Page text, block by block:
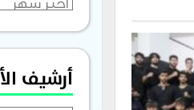
أرشيف